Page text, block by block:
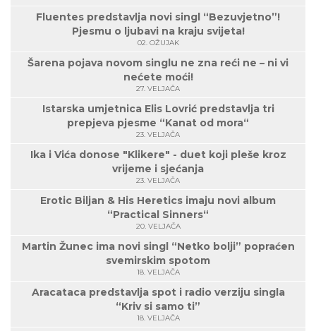
Fluentes predstavlja novi singl “Bezuvjetno”!
Pjesmu o ljubavi na kraju svijeta!
02. OŽUJAK
Šarena pojava novom singlu ne zna reći ne – ni vi
nećete moći!
27. VELJAČA
Istarska umjetnica Elis Lovrić predstavlja tri
prepjeva pjesme “Kanat od mora“
23. VELJAČA
Ika i Vića donose "Klikere" - duet koji pleše kroz
vrijeme i sjećanja
23. VELJAČA
Erotic Biljan & His Heretics imaju novi album
“Practical Sinners“
20. VELJAČA
Martin Žunec ima novi singl “Netko bolji” popraćen
svemirskim spotom
18. VELJAČA
Aracataca predstavlja spot i radio verziju singla
“Kriv si samo ti”
18. VELJAČA